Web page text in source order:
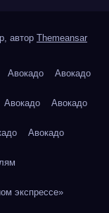
автор Themeansar
Авокадо Авокадо
Авокадо Авокадо
Авокадо
экспрессе»